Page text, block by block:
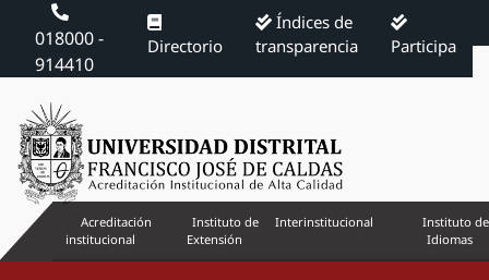
018000 -
914410
Directorio
Índices de
transparencia
Participa
Acreditación
institucional
Instituto de
Extensión
Interinstitucional
Instituto de
Idiomas